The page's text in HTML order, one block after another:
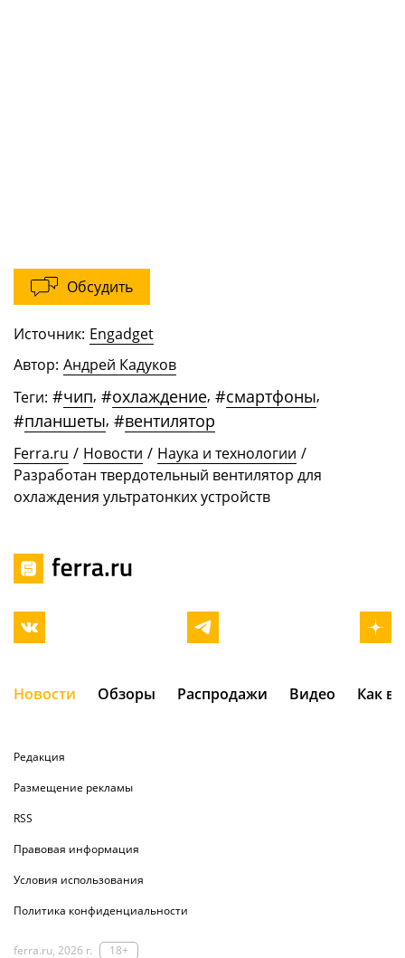
Обсудить
Источник: Engadget
Автор: Андрей Кадуков
Теги: #чип, #охлаждение, #смартфоны,
#планшеты, #вентилятор
Ferra.ru / Новости / Наука и технологии /
Разработан твердотельный вентилятор для
охлаждения ультратонких устройств
Новости Обзоры Распродажи Видео Как
Редакция
Размещение рекламы
RSS
Правовая информация
Условия использования
Политика конфиденциальности
ferra.ru, 2026 г. 18+